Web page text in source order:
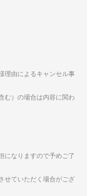
理由によるキャンセル事
む）の場合は内容に関わ
になりますので予めご了
せていただく場合がござ